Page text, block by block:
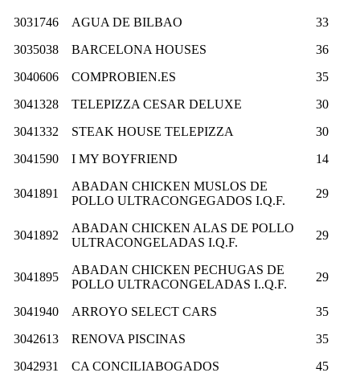
3031746
AGUA DE BILBAO
33
3035038
BARCELONA HOUSES
36
3040606
COMPROBIEN.ES
35
3041328
TELEPIZZA CESAR DELUXE
30
3041332
STEAK HOUSE TELEPIZZA
30
3041590
I MY BOYFRIEND 14
3041891
ABADAN CHICKEN MUSLOS DE
POLLO ULTRACONGEGADOS I.Q.F.
29
3041892
ABADAN CHICKEN ALAS DE POLLO
ULTRACONGELADAS I.Q.F.
29
3041895
ABADAN CHICKEN PECHUGAS DE
POLLO ULTRACONGELADAS I..Q.F.
29
3041940 ARROYO SELECT CARS
35
3042613
RENOVA PISCINAS
35
3042931
CA CONCILIABOGADOS
45